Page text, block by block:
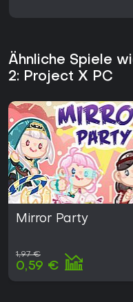
Ähnliche Spiele
2: Project X PC
Mirror Party
1,97 €
0,59 €